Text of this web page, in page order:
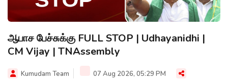
ஆபாச பேச்சுக்கு FULL STOP | Udhayanidhi |
CM Vijay | TNAssembly
Kumudam Team 07 Aug 2026, 05:29 PM